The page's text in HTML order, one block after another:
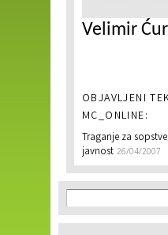
Velimir
OBJAVLJENI
MC_ONLINE:
Traganje za
javnost 26/04/2007
Search
Search